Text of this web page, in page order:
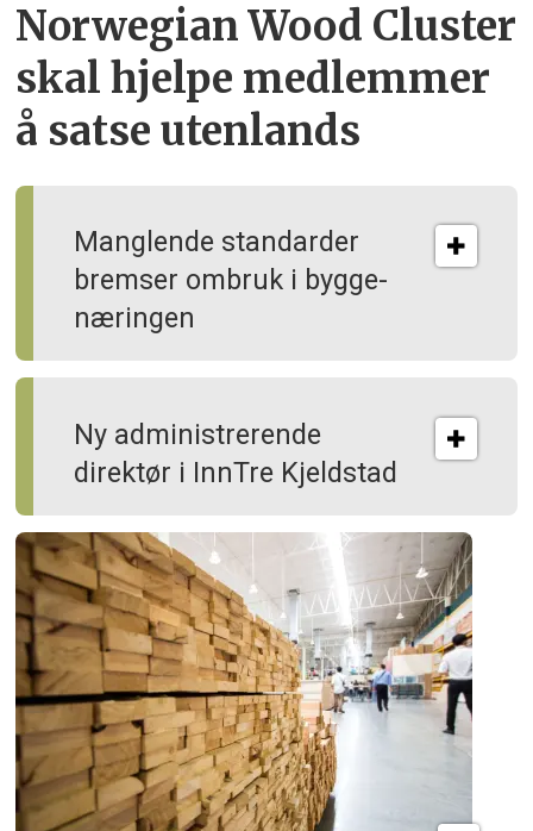
Norwegian Wood Cluster
skal hjelpe medlemmer
å satse utenlands
Manglende standarder
bremser ombruk i bygge­
næringen
Ny administrerende
direktør i InnTre Kjeldstad